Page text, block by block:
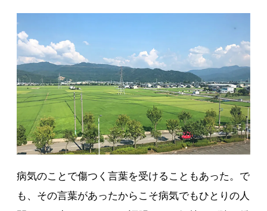
病気のことで傷つく言葉を受けることもあった。で
も、その言葉があったからこそ病気でもひとりの人